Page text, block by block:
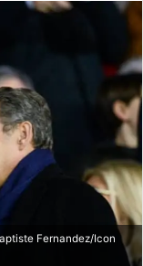
Fernandez/Icon